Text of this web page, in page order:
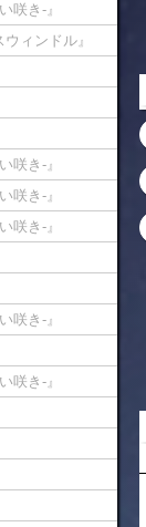
咲き-』
ィンドル』
咲き-』
咲き-』
咲き-』
咲き-』
咲き-』